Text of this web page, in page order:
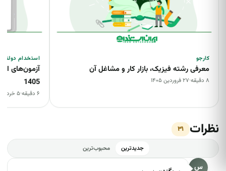
کارجو
معرفی رشته فیزیک، بازار کار و مشاغل آن
۸ دقیقه ·۲۷ فروردین ۱۴۰۵
استخدام دولتی
آزمون‌های
1405
۶ دقیقه ·۵ خرداد ۱۴۰۵
نظرات ۳۱
جدیدترین محبوب‌ترین
س
گزارش این دیدگاه ✕